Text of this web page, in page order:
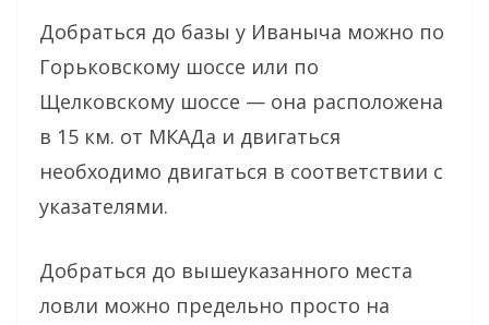
Добраться до базы у Иваныча можно по
Горьковскому шоссе или по
Щелковскому шоссе — она расположена
в 15 км. от МКАДа и двигаться
необходимо двигаться в соответствии с
указателями.
Добраться до вышеуказанного места
ловли можно предельно просто на